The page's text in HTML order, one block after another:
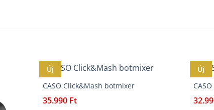
Új
CASO Click&Mash botmixer
35.990 Ft
Új